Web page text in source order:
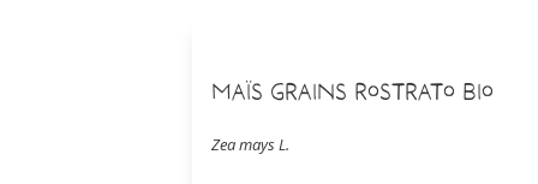
Maïs Grains Rostrato Bio
Zea mays L.